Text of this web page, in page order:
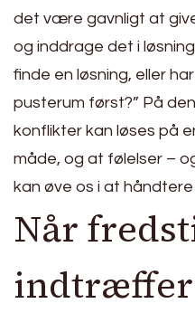
det være gavnligt at
og inddrage det i
finde en løsning, eller
pusterum først?” På
konflikter kan løses på
måde, og at følelser –
kan øve os i at håndtere
Når